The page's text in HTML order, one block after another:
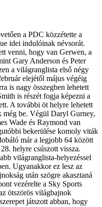
a PDC közzétette a
idei indulóinak névsorát.
venni, hogy van Gerwen, a
Gary Anderson és Peter
a világranglista első négy
elejétől május végéig
is nagy összegben lehetett
is részét fogja képezni a
A további öt helyre lehetett
be. Végül Daryl Gurney,
Wade és Raymond van
bekerülése komoly viták
már a legjobb 64 között
helyre csúszott vissza.
világranglista-helyezéssel
Ugyanakkor ez lesz az
után szögre akasztaná
vezérelte a Sky Sports
ötszörös világbajnok
játszott abban, hogy